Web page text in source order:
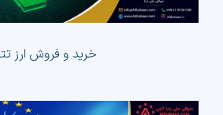
خرید و فروش ارز